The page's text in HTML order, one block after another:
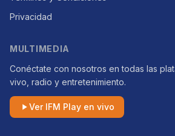
Privacidad
MULTIMEDIA
Conéctate con nosotros en todas las
vivo, radio y entretenimiento.
Ver IFM Play en vivo